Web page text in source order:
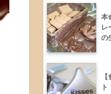
本
レ
の